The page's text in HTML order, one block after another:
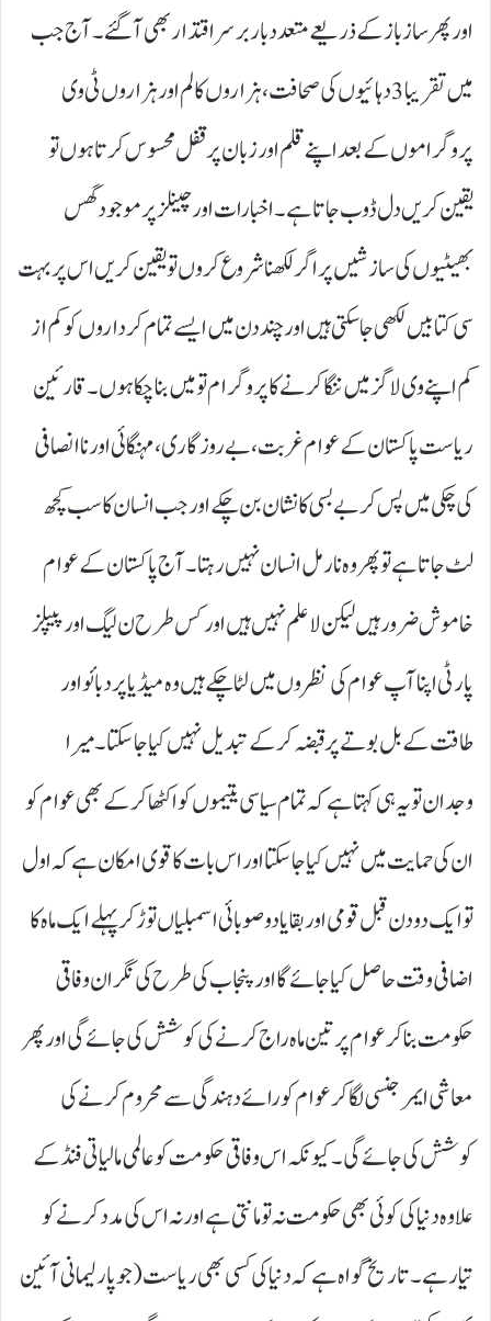
اور پھر ساز باز کے ذریعے متعدد بار برسر اقتدار بھی آ گئے۔ آج جب
میں تقریبا 3دہائیوں کی صحافت، ہزاروں کالم اور ہزاروں ٹی وی
پروگراموں کے بعد اپنے قلم اور زبان پر قفل محسوس کرتا ہوں تو
یقین کریں دل ڈوب جاتا ہے۔ اخبارات اور چینلز پر موجود گھس
بھیٹیوں کی سازشیں پر اگر لکھنا شروع کروں تو یقین کریں اس پر بہت
سی کتابیں لکھی جا سکتی ہیں اور چند دن میں ایسے تمام کرداروں کو کم از
کم اپنے وی لاگز میں ننگا کرنے کا پروگرام تو میں بنا چکا ہوں۔ قارئین
ریاست پاکستان کے عوام غربت، بے روزگاری، مہنگائی اور نا انصافی
کی چکی میں پس کر بے بسی کا نشان بن چکے اور جب انسان کا سب کچھ
لٹ جاتا ہے تو پھر وہ نارمل انسان نہیں رہتا۔ آج پاکستان کے عوام
خاموش ضرور ہیں لیکن لاعلم نہیں ہیں اور کس طرح ن لیگ اور پیپلز
پارٹی اپنا آپ عوام کی نظروں میں لٹا چکے ہیں وہ میڈیا پر دبائو اور
طاقت کے بل بوتے پر قبضہ کر کے تبدیل نہیں کیا جا سکتا۔ میرا
وجدان تو یہ ہی کہتا ہے کہ تمام سیاسی یتیموں کو اکٹھا کر کے بھی عوام کو
ان کی حمایت میں نہیں کیا جا سکتا اور اس بات کا قوی امکان ہے کہ اول
تو ایک دو دن قبل قومی اور بقایا دو صوبائی اسمبلیاں توڑ کر پہلے ایک ماہ کا
اضافی وقت حاصل کیا جائے گا اور پنجاب کی طرح کی نگران وفاقی
حکومت بنا کر عوام پر تین ماہ راج کرنے کی کوشش کی جائے گی اور پھر
معاشی ایمرجنسی لگا کر عوام کو رائے دہندگی سے محروم کرنے کی
کوشش کی جائے گی۔ کیونکہ اس وفاقی حکومت کو عالمی مالیاتی فنڈ کے
علاوہ دنیا کی کوئی بھی حکومت نہ تو مانتی ہے اور نہ اس کی مدد کرنے کو
تیار ہے۔ تاریخ گواہ ہے کہ دنیا کی کسی بھی ریاست ( جو پارلیمانی آئین